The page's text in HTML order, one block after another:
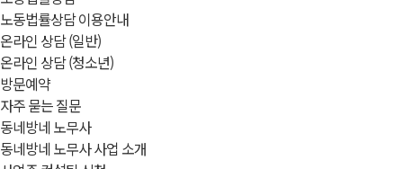
노동법률상담 이용안내
온라인 상담 (일반)
온라인 상담 (청소년)
방문예약
자주 묻는 질문
동네방네 노무사
동네방네 노무사 사업 소개